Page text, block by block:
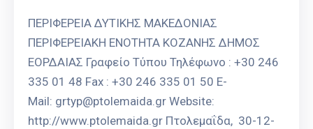
ΠΕΡΙΦΕΡΕΙΑ ΔΥΤΙΚΗΣ ΜΑΚΕΔΟΝΙΑΣ
ΠΕΡΙΦΕΡΕΙΑΚΗ ΕΝΟΤΗΤΑ ΚΟΖΑΝΗΣ ΔΗΜΟΣ
ΕΟΡΔΑΙΑΣ Γραφείο Τύπου Τηλέφωνο : +30 246
335 01 48 Fax : +30 246 335 01 50 E-
Mail: grtyp@ptolemaida.gr Website:
http://www.ptolemaida.gr Πτολεμαΐδα, 30-12-